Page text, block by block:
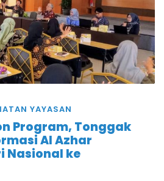
YAYASAN
Program, Tonggak
Al Azhar
Nasional ke